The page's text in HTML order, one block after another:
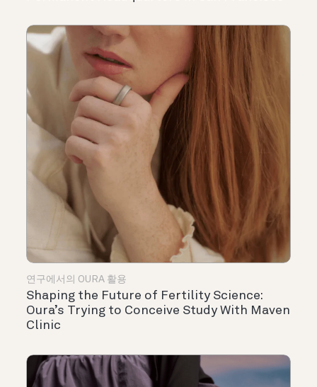
연구에서의 OURA 활용
Shaping the Future of Fertility Science:
Oura’s Trying to Conceive Study With Maven
Clinic